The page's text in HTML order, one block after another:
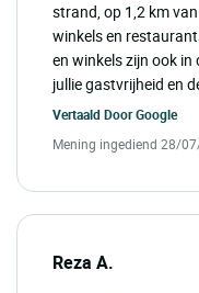
strand, op 1,2 km
winkels en
en winkels zijn ook
jullie gastvrijheid en
Vertaald DoorGoogle
Mening ingediend 28/
Reza A.